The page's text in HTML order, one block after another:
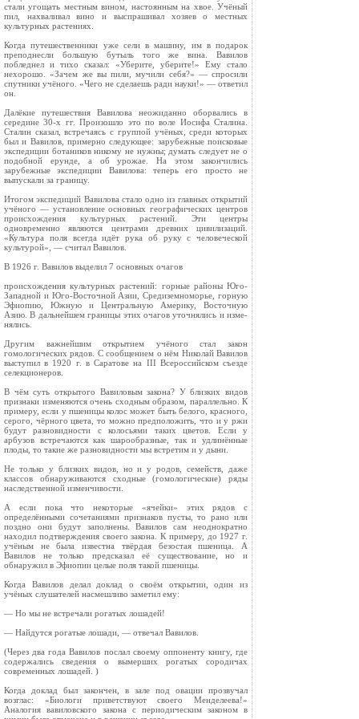
стали угощать местным вином, настоян­ным на хвое. Учёный
пил, нахваливал вино и выспрашивал хозяев о местных
культурных рас­тениях.
Когда путешественники уже сели в машину, им в подарок
преподнесли большую бутыль того же вина. Вавилов
побледнел и тихо сказал: «Уберите, уберите!» Ему стало
нехорошо. «За­чем же вы пили, мучили себя?» — спросили
спутники учёного. «Чего не сделаешь ради на­уки!» — ответил
он.
Далёкие путешествия Вавилова неожиданно оборвались в
середине 30-х гг. Произошло это по воле Иосифа Сталина.
Сталин сказал, встречаясь с группой учёных, среди которых
был и Вавилов, примерно следующее: зарубежные поисковые
экс­педиции ботаников никому не нужны; думать следует не о
подобной ерунде, а об урожае. На этом закончились
зарубежные экспедиции Вави­лова: теперь его просто не
выпускали за границу.
Итогом экспедиций Вавилова стало одно из главных открытий
учёного — установление ос­новных географических центров
происхождения культурных растений. Эти центры
одновременно являются центрами древних цивилизаций.
«Куль­тура поля всегда идёт рука об руку с человеческой
культурой», — считал Вавилов.
В 1926 г. Вавилов выделил 7 основных очагов
происхождения культурных растений: горные районы Юго-
Западной и Юго-Восточной Азии, Средиземноморье, горную
Эфиопию, Южную и Центральную Америку, Восточную
Азию. В даль­нейшем границы этих очагов уточнялись и изме­
нялись.
Другим важнейшим открытием учёного стал закон
гомологических рядов. С сообщением о нём Николай Вавилов
выступил в 1920 г. в Са­ратове на III Всероссийском съезде
селекционе­ров.
В чём суть открытого Вавиловым закона? У близких видов
признаки изменяются очень сходным образом, параллельно. К
примеру, если у пшеницы колос может быть белого, красного,
серого, чёрного цвета, то можно предположить, что и у ржи
будут разновидности с колосьями таких цветов. Если у
арбузов встречаются как шарообразные, так и удлинённые
плоды, то та­кие же разновидности мы встретим и у дыни.
Не только у близких видов, но и у родов, семейств, даже
классов обнаруживаются сход­ные (гомологические) ряды
наследственной из­менчивости.
А если пока что некоторые «ячейки» этих рядов с
определёнными сочетаниями признаков пусты, то рано или
поздно они будут заполнены. Вавилов сам неоднократно
находил подтверж­дения своего закона. К примеру, до 1927 г.
учё­ным не была известна твёрдая безостая пшени­ца. А
Вавилов не только предсказал её сущест­вование, но и
обнаружил в Эфиопии целые поля такой пшеницы.
Когда Вавилов делал доклад о своём откры­тии, один из
учёных слушателей насмешливо заметил ему:
— Но мы не встречали рогатых лошадей!
— Найдутся рогатые лошади, — отвечал Ва­вилов.
(Через два года Вавилов послал своему оппо­ненту книгу, где
содержались сведения о вы­мерших рогатых сородичах
современных лоша­дей. )
Когда доклад был закончен, в зале под овации прозвучал
возглас: «Биологи приветствуют сво­его Менделеева!»
Аналогия вавиловского закона с периодическим законом в